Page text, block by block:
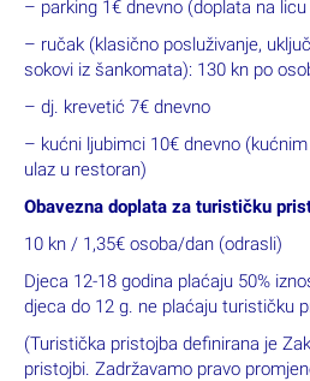
– parking 1€ dnevno (doplata na
– ručak (klasično posluživanje,
sokovi iz šankomata): 130 kn po
– dj. krevetić 7€ dnevno
– kućni ljubimci 10€ dnevno
ulaz u restoran)
Obavezna doplata za turističku
10 kn / 1,35€ osoba/dan (odrasli)
Djeca 12-18 godina plaćaju 50%
djeca do 12 g. ne plaćaju turističku
(Turistička pristojba definirana je
pristojbi. Zadržavamo pravo